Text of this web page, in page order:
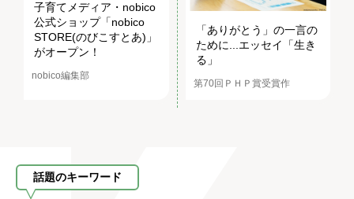
子育てメディア・nobico
公式ショップ「nobico
STORE(のびこすとあ)」
がオープン！
nobico編集部
「ありがとう」の一言の
ために...エッセイ「生き
る」
第70回ＰＨＰ賞受賞作
話題のキーワード